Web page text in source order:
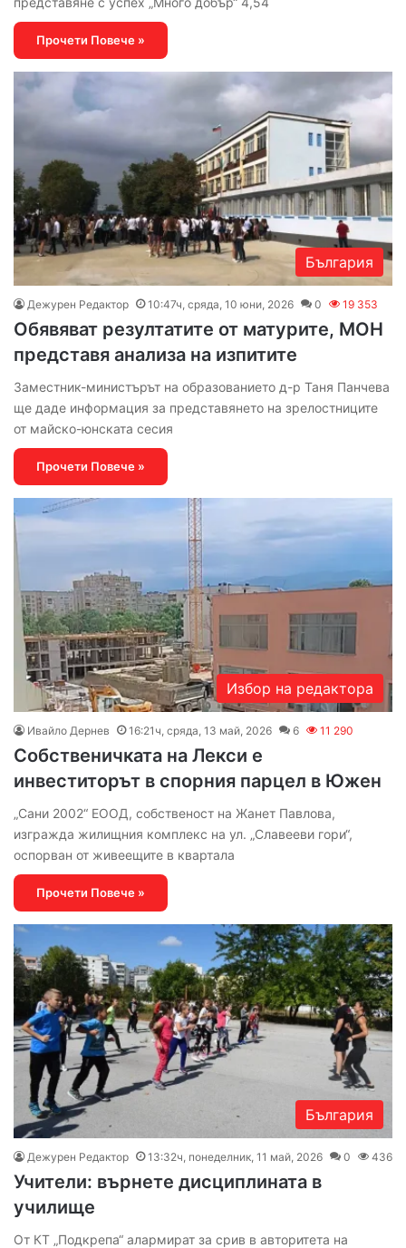
Прочети Повече »
България
Дежурен Редактор 10:47ч, сряда, 10 юни, 2026 0 19 353
Обявяват резултатите от матурите, МОН
представя анализа на изпитите
Заместник-министърът на образованието д-р Таня Панчева
ще даде информация за представянето на зрелостниците
от майско-юнската сесия
Прочети Повече »
Избор на редактора
Ивайло Дернев 16:21ч, сряда, 13 май, 2026 6 11 290
Собственичката на Лекси е
инвеститорът в спорния парцел в Южен
„Сани 2002“ ЕООД, собственост на Жанет Павлова,
изгражда жилищния комплекс на ул. „Славееви гори“,
оспорван от живеещите в квартала
Прочети Повече »
България
Дежурен Редактор 13:32ч, понеделник, 11 май, 2026 0 436
Учители: върнете дисциплината в
училище
От КТ „Подкрепа“ алармират за срив в авторитета на